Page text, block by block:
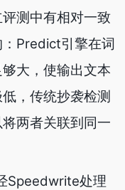
测中有相对一致
Predict引擎在词
大，使输出文本
，传统抄袭检测
两者关联到同一
Speedwrite处理